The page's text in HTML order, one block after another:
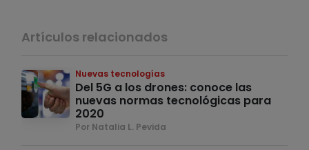
Artículos relacionados
Nuevas tecnologías
Del 5G a los drones: conoce las
nuevas normas tecnológicas para
2020
Por Natalia L. Pevida